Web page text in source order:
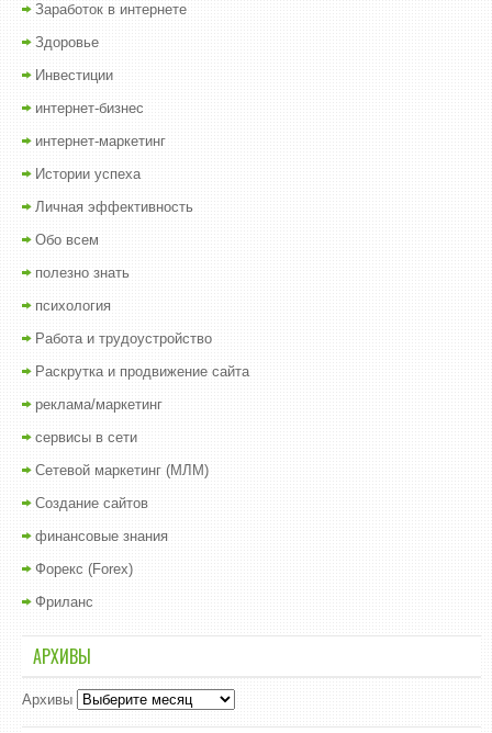
Заработок в интернете
Здоровье
Инвестиции
интернет-бизнес
интернет-маркетинг
Истории успеха
Личная эффективность
Обо всем
полезно знать
психология
Работа и трудоустройство
Раскрутка и продвижение сайта
реклама/маркетинг
сервисы в сети
Сетевой маркетинг (МЛМ)
Создание сайтов
финансовые знания
Форекс (Forex)
Фриланс
АРХИВЫ
Архивы